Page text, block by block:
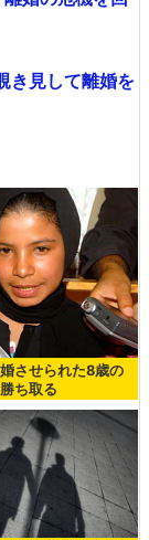
き見して離婚を
させられた8歳の
ち取る